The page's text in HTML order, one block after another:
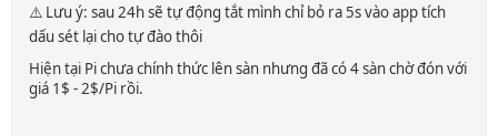
⚠️ Lưu ý: sau 24h sẽ tự động tắt mình chỉ bỏ ra 5s vào app tích
dấu sét lại cho tự đào thôi
Hiện tại Pi chưa chính thức lên sàn nhưng đã có 4 sàn chờ đón với
giá 1$ - 2$/Pi rồi.